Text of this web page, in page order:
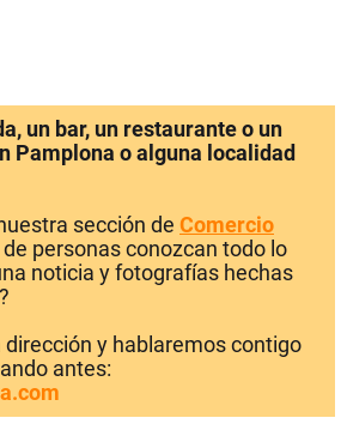
un bar, un restaurante o un
Pamplona o alguna localidad
sección de Comercio
personas conozcan todo lo
noticia y fotografías hechas
dirección y hablaremos contigo
antes: